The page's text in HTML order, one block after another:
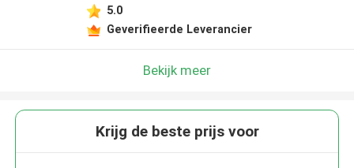
5.0
Geverifieerde Leverancier
Bekijk meer
Krijg de beste prijs voor